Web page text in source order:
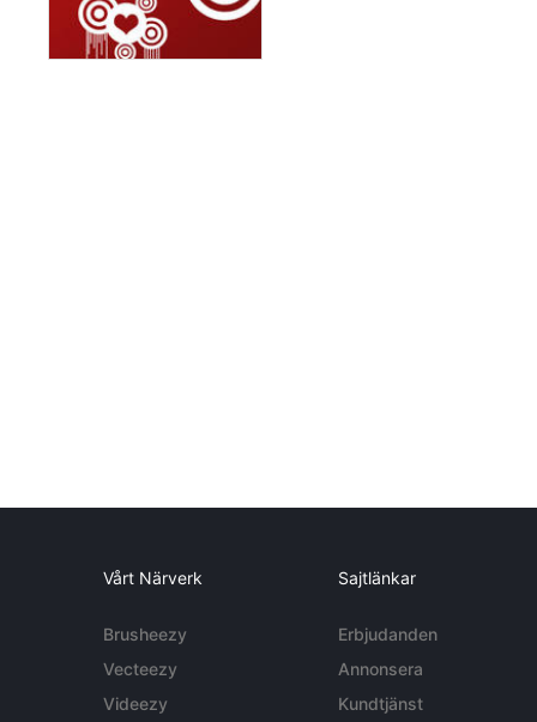
Vårt Närverk
Brusheezy
Vecteezy
Videezy
Sajtlänkar
Erbjudanden
Annonsera
Kundtjänst